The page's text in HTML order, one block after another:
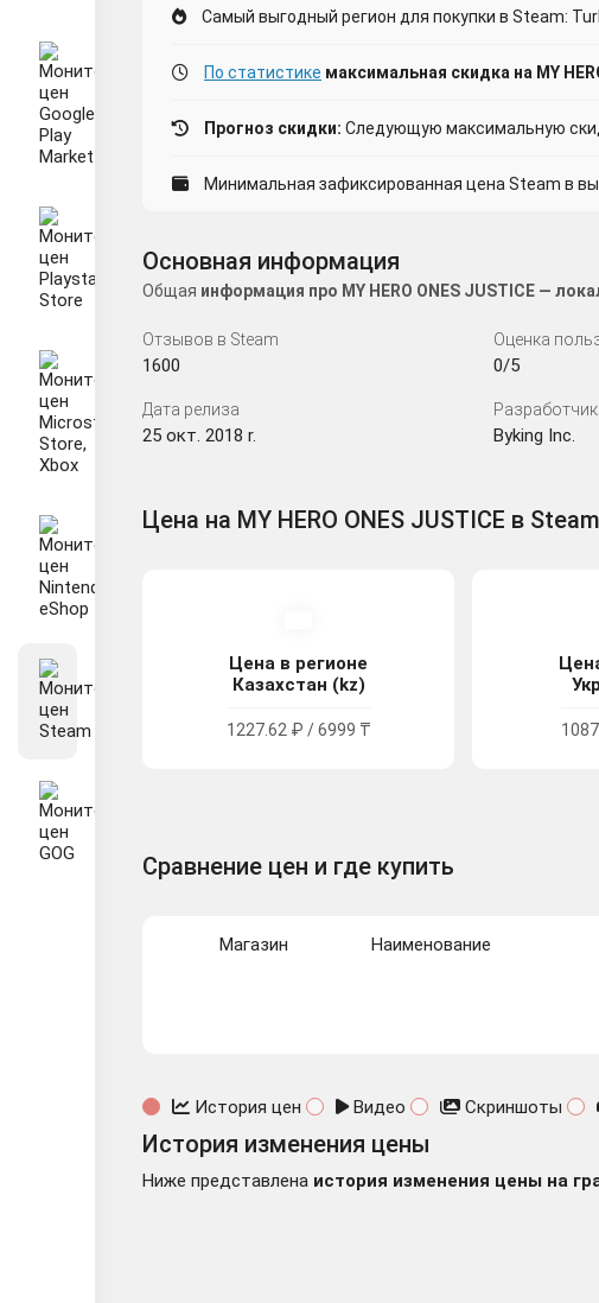
Самый выгодный регион для покупки в Steam:
По статистике максимальная скидка на MY
Прогноз скидки: Следующую максимальную
Минимальная зафиксированная цена Steam в
Основная информация
Общая информация про MY HERO ONES JUSTICE —
Отзывов в Steam
1600
Оценка
0/5
Дата релиза
25 окт. 2018 r.
Разработчик
Byking Inc.
Цена на MY HERO ONES JUSTICE в Steam
Цена в регионе
Казахстан (kz)
1227.62 ₽ / 6999 ₸
Сравнение цен и где купить
Магазин Наименование
История цен Видео Скриншоты
История изменения цены
Ниже представлена история изменения цены на